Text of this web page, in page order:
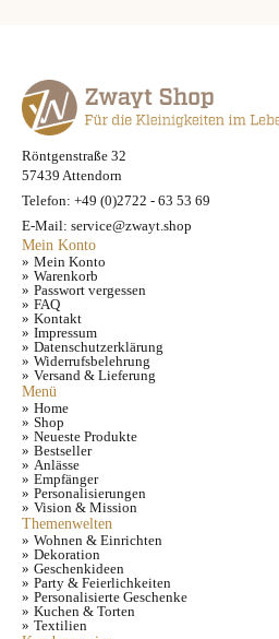
Röntgenstraße 32
57439 Attendorn
Telefon: +49 (0)2722 - 63 53 69
E-Mail: service@zwayt.shop
Mein Konto
Mein Konto
Warenkorb
Passwort vergessen
FAQ
Kontakt
Impressum
Datenschutzerklärung
Widerrufsbelehrung
Versand & Lieferung
Menü
Home
Shop
Neueste Produkte
Bestseller
Anlässe
Empfänger
Personalisierungen
Vision & Mission
Themenwelten
Wohnen & Einrichten
Dekoration
Geschenkideen
Party & Feierlichkeiten
Personalisierte Geschenke
Kuchen & Torten
Textilien